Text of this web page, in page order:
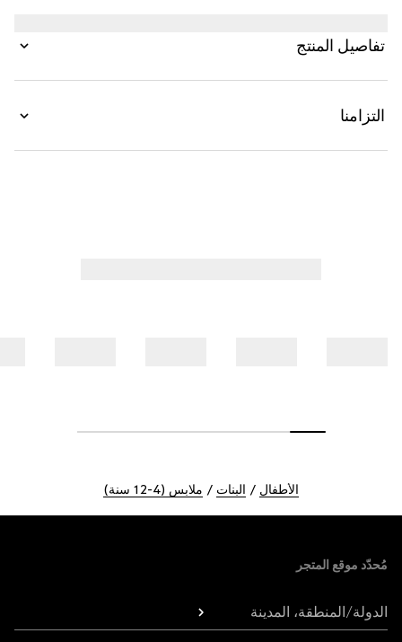
تفاصيل المنتج
التزامنا
الأطفال البنات ملابس (4-12 سنة)
مُحدّد موقع المتجر
الدولة/المنطقة، المدينة